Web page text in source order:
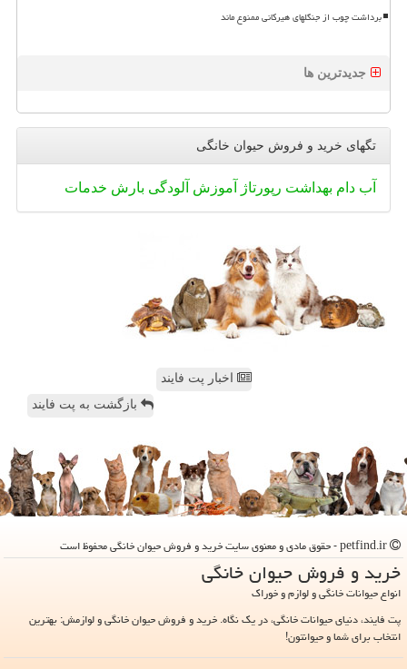
برداشت چوب از جنگلهای هیرکانی ممنوع ماند
جدیدترین ها
تگهای خرید و فروش حیوان خانگی
آب دام بهداشت رپورتاژ آموزش آلودگی بارش خدمات
اخبار پت فایند
بازگشت به پت فایند
خرید و فروش حیوان خانگی
انواع حیوانات خانگی و لوازم و خوراک
پت فایند، دنیای حیوانات خانگی، در یک نگاه. خرید و فروش حیوان خانگی و لوازمش: بهترین
انتخاب برای شما و حیوانتون!